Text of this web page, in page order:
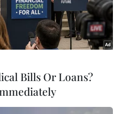
Bills Or Loans?